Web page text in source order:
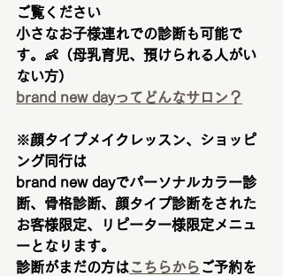
ご覧ください
小さなお子様連れでの診断も可能で
す。👶（母乳育児、預けられる人がい
ない方）
brand new dayってどんなサロン？
※顔タイプメイクレッスン、ショッピ
ング同行は
brand new dayでパーソナルカラー診
断、骨格診断、顔タイプ診断をされた
お客様限定、リピーター様限定メニュ
ーとなります。
診断がまだの方はこちらから ご予約を